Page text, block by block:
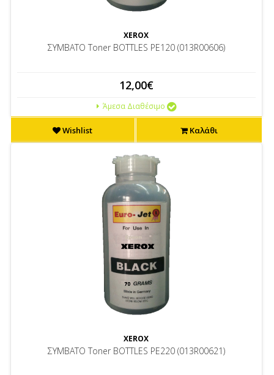
XEROX
ΣΥΜΒΑΤΟ Toner BOTTLES PE120 (013R00606)
12,00€
Άμεσα Διαθέσιμο
Wishlist Καλάθι
XEROX
ΣΥΜΒΑΤΟ Toner BOTTLES PE220 (013R00621)